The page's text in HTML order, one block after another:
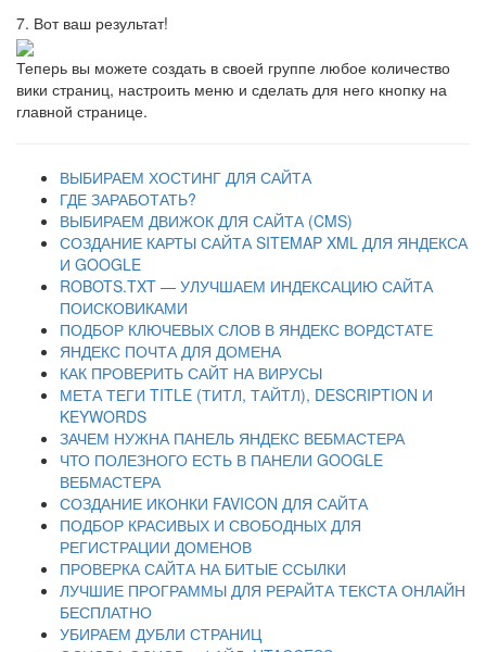
7. Вот ваш результат!
Теперь вы можете создать в своей группе любое количество
вики страниц, настроить меню и сделать для него кнопку на
главной странице.
ВЫБИРАЕМ ХОСТИНГ ДЛЯ САЙТА
ГДЕ ЗАРАБОТАТЬ?
ВЫБИРАЕМ ДВИЖОК ДЛЯ САЙТА (CMS)
СОЗДАНИЕ КАРТЫ САЙТА SITEMAP XML ДЛЯ ЯНДЕКСА
И GOOGLE
ROBOTS.TXT — УЛУЧШАЕМ ИНДЕКСАЦИЮ САЙТА
ПОИСКОВИКАМИ
ПОДБОР КЛЮЧЕВЫХ СЛОВ В ЯНДЕКС ВОРДСТАТЕ
ЯНДЕКС ПОЧТА ДЛЯ ДОМЕНА
КАК ПРОВЕРИТЬ САЙТ НА ВИРУСЫ
МЕТА ТЕГИ TITLE (ТИТЛ, ТАЙТЛ), DESCRIPTION И
KEYWORDS
ЗАЧЕМ НУЖНА ПАНЕЛЬ ЯНДЕКС ВЕБМАСТЕРА
ЧТО ПОЛЕЗНОГО ЕСТЬ В ПАНЕЛИ GOOGLE
ВЕБМАСТЕРА
СОЗДАНИЕ ИКОНКИ FAVICON ДЛЯ САЙТА
ПОДБОР КРАСИВЫХ И СВОБОДНЫХ ДЛЯ
РЕГИСТРАЦИИ ДОМЕНОВ
ПРОВЕРКА САЙТА НА БИТЫЕ ССЫЛКИ
ЛУЧШИЕ ПРОГРАММЫ ДЛЯ РЕРАЙТА ТЕКСТА ОНЛАЙН
БЕСПЛАТНО
УБИРАЕМ ДУБЛИ СТРАНИЦ